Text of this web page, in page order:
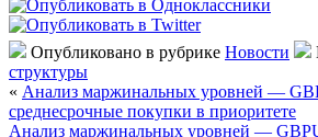
Опубликовано в рубрике Новости
структуры
« Анализ маржинальных уровней —
среднесрочные покупки в приоритете
Анализ маржинальных уровней —